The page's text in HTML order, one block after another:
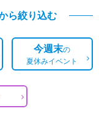
ら絞り込む
今週末の
夏休みイベント